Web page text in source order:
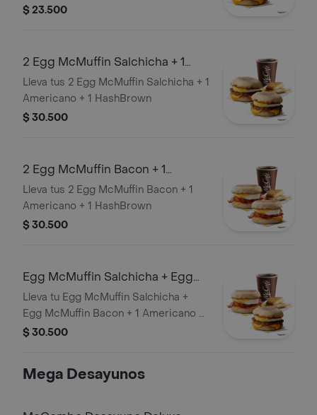
Queso y Huevo
$ 23.500
2 Egg McMuffin Salchicha + 1
Americano + 1 HashBrown
Lleva tus 2 Egg McMuffin Salchicha + 1
Americano + 1 HashBrown
$ 30.500
2 Egg McMuffin Bacon + 1
Americano + 1 HashBrown
Lleva tus 2 Egg McMuffin Bacon + 1
Americano + 1 HashBrown
$ 30.500
Egg McMuffin Salchicha + Egg
McMuffin Bacon + 1 Americano + 1
Ha
Lleva tu Egg McMuffin Salchicha +
Egg McMuffin Bacon + 1 Americano +
1 Hashbrown
$ 30.500
Mega Desayunos